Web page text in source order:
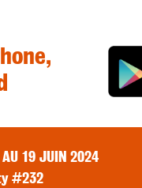
19 JUIN 2024
#232